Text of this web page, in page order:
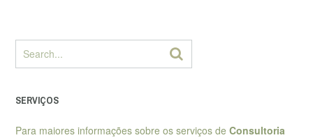
SERVIÇOS
Para maiores informações sobre os serviços de Consultoria